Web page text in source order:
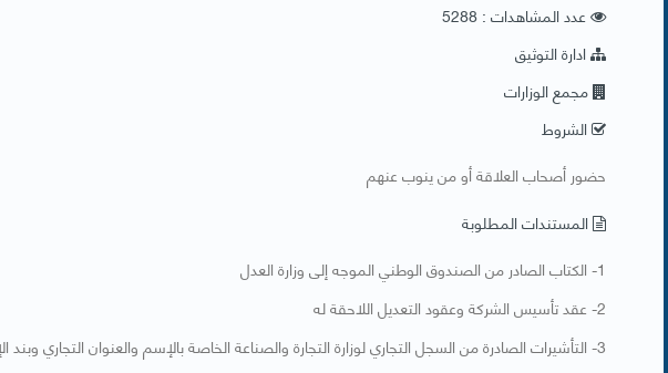
عدد المشاهدات : 5288
ادارة التوثيق
مجمع الوزارات
الشروط
​حضور أصحاب العلاقة أو من ينوب عنهم
المستندات المطلوبة
​1- الكتاب الصادر من الصندوق الوطني الموجه إلى وزارة العدل
2- عقد تأسيس الشركة وعقود التعديل اللاحقة له
3- التأشيرات الصادرة من السجل التجاري لوزارة التجارة والصناعة الخاصة بالإسم والعنوان التجاري وبند الإدارة